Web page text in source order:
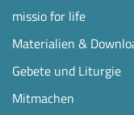
missio for life
Materialien &
Gebete und Liturgie
Mitmachen